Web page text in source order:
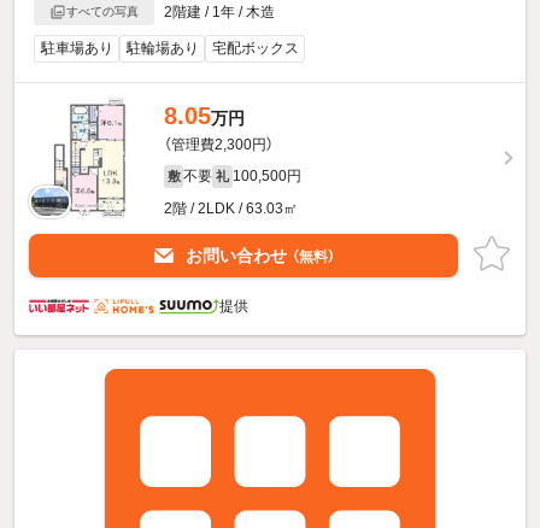
すべての写真
2階建 / 1年 / 木造
駐車場あり 駐輪場あり 宅配ボックス
8.05万円
（管理費2,300円）
敷 不要 礼 100,500円
2階 / 2LDK / 63.03㎡
お問い合わせ （無料）
提供